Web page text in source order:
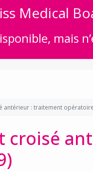
Medical
mais
antérieur : traitement
croisé